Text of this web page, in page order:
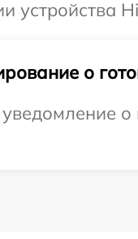
устройства
о
о